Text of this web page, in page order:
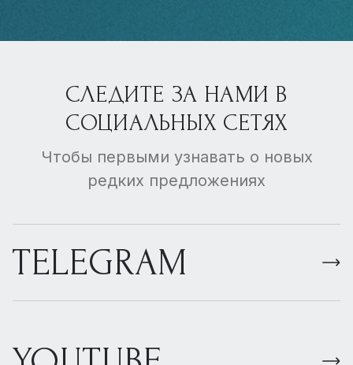
СЛЕДИТЕ ЗА НАМИ В
СОЦИАЛЬНЫХ СЕТЯХ
Чтобы первыми узнавать о новых
редких предложениях
TELEGRAM